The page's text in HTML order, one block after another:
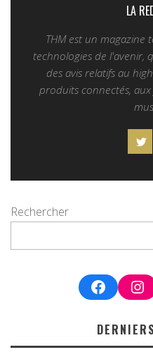
LA
THM est un magazine
technologies de l'avenir,
des avis relatifs au
produits connectés,
Rechercher